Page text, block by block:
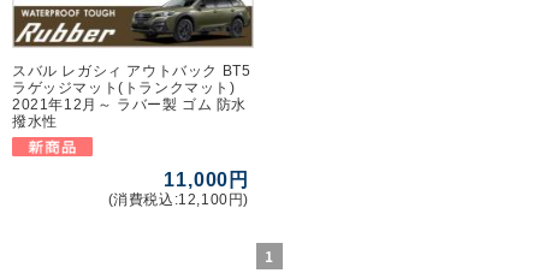
スバル レガシィ アウトバック BT5
ラゲッジマット(トランクマット)
2021年12月～ ラバー製 ゴム 防水
撥水性
11,000円
(消費税込:12,100円)
1